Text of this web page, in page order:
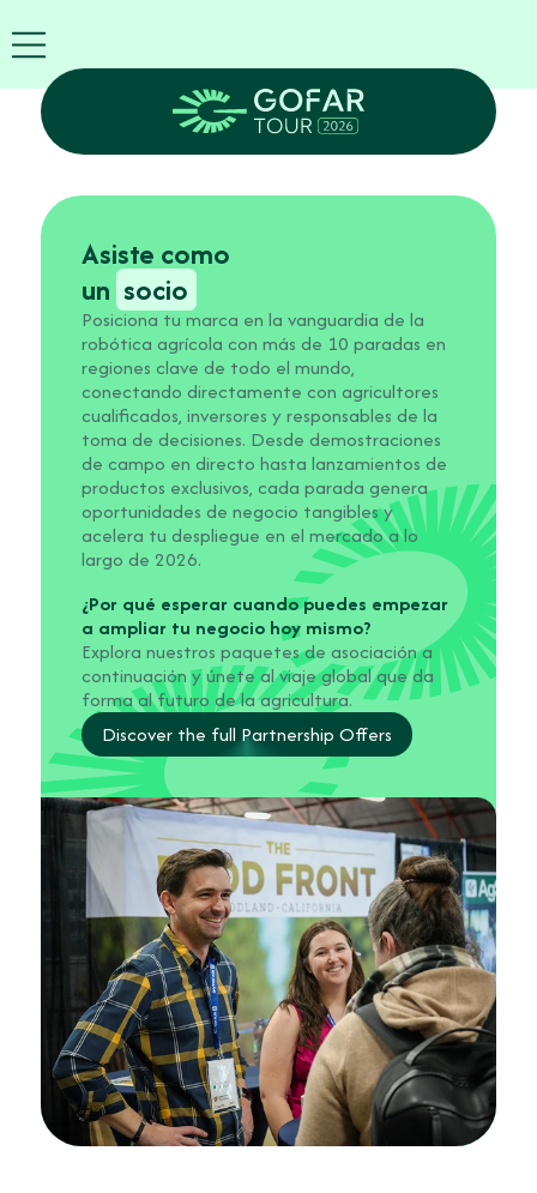
FIRA
USA
World
FIRA
Blog
GOFAR
Asiste como
un socio
Posiciona tu marca en la vanguardia de la
robótica agrícola con más de 10 paradas en
regiones clave de todo el mundo,
conectando directamente con agricultores
cualificados, inversores y responsables de la
toma de decisiones. Desde demostraciones
de campo en directo hasta lanzamientos de
productos exclusivos, cada parada genera
oportunidades de negocio tangibles y
acelera tu despliegue en el mercado a lo
largo de 2026.
¿Por qué esperar cuando puedes empezar
a ampliar tu negocio hoy mismo?
Explora nuestros paquetes de asociación a
continuación y únete al viaje global que da
forma al futuro de la agricultura.
Discover the full Partnership Offers